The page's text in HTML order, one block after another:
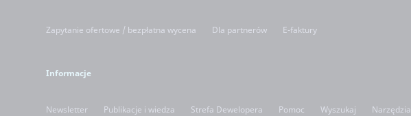
Zapytanie ofertowe / bezpłatna wycena Dla partnerów E-faktury
Informacje
Newsletter Publikacje i wiedza Strefa Dewelopera Pomoc Wyszukaj Narzędzia